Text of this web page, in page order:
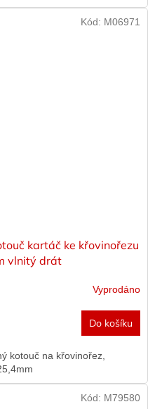
kartáč ke křovinořezu
vlnitý drát
Vyprodáno
Do košíku
kotouč na křovinořez,
Kód: M06971
Kód: M79580